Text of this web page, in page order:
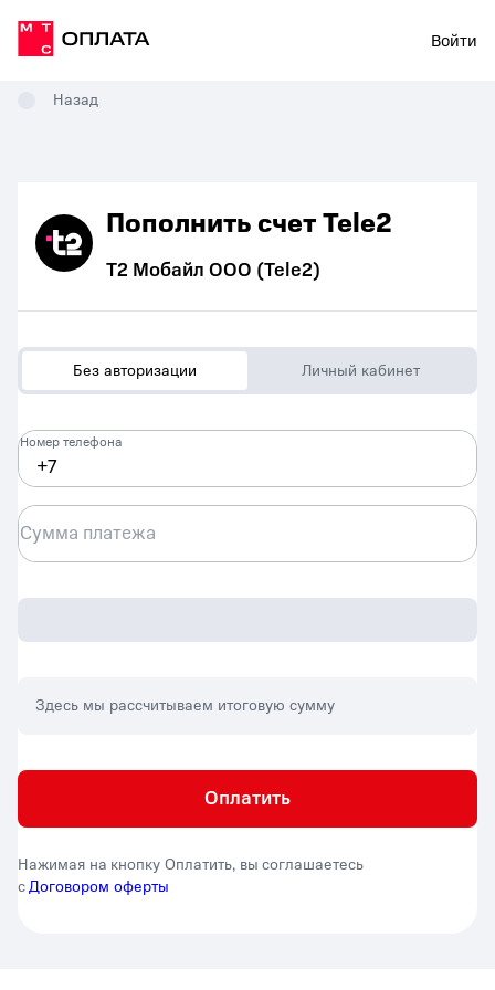
Войти
Назад
Пополнить счет Tele2
Т2 Мобайл ООО (Tele2)
Без авторизации Личный кабинет
Номер телефона
Сумма платежа
Здесь мы рассчитываем итоговую сумму
Нажимая на кнопку Оплатить, вы соглашаетесь
сДоговором оферты
Оплатить